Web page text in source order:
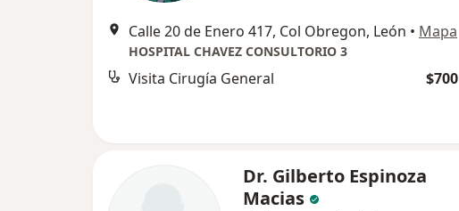
Calle 20 de Enero 417, Col Obregon, León • Mapa
HOSPITAL CHAVEZ CONSULTORIO 3
Visita Cirugía General $700
Dr. Gilberto Espinoza
Macias